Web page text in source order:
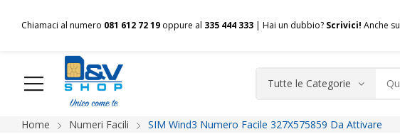
Chiamaci al numero 081 612 72 19 oppure al 335 444 333 | Hai un dubbio? Scrivici! Anche su
HOME Chi siamo Shop Spedizioni Pagamenti F.A.Q. Contatti
Home Numeri Facili SIM Wind3 Numero Facile 327X575859 Da Attivare